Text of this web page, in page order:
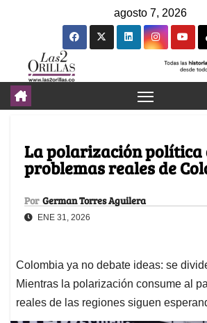
agosto 7, 2026
La polarización política
problemas reales de
Por German Torres Aguilera
ENE 31, 2026
Colombia ya no debate ideas: se
Mientras la polarización consume al
reales de las regiones siguen